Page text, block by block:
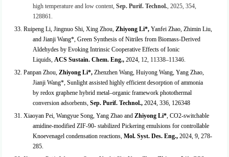
high temperature and low content,Sep. Purif. Technol., 2025, 354,
128861.
33. Ruipeng Li, Jingnuo Shi, Xing Zhou,Zhiyong Li*, Yanfei Zhao, Zhimin Liu,
and Jianji Wang*, Green Synthesis of Nitriles from Biomass-Derived
Aldehydes by Evoking Intrinsic Cooperative Effects of Ionic
Liquids,ACS Sustain. Chem. Eng., 2024, 12, 11338–11346.
32. Panpan Zhou,Zhiyong Li*,Zhenzhen Wang, Huiyong Wang, Yang Zhao,
Jianji Wang*, Sunlight assisted highly efficient desorption of ammonia
by redox graphene hybrid metal–organic framework photothermal
conversion adsorbents,Sep. Purif. Technol., 2024, 336, 126348
31. Xiaoyan Pei, Wangyue Song, Yang Zhao andZhiyong Li*, CO2-switchable
amidine-modified ZIF-90- stabilized Pickering emulsions for controllable
Knoevenagel condensation reactions, Mol. Syst. Des. Eng.,2024, 9, 278-
285.